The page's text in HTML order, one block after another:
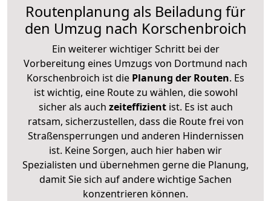
Routenplanung als Beiladung für
den Umzug nach Korschenbroich
Ein weiterer wichtiger Schritt bei der
Vorbereitung eines Umzugs von Dortmund nach
Korschenbroich ist die Planung der Routen. Es
ist wichtig, eine Route zu wählen, die sowohl
sicher als auch zeiteffizientist. Es ist auch
ratsam, sicherzustellen, dass die Route frei von
Straßensperrungen und anderen Hindernissen
ist. Keine Sorgen, auch hier haben wir
Spezialisten und übernehmen gerne die Planung,
damit Sie sich auf andere wichtige Sachen
konzentrieren können.